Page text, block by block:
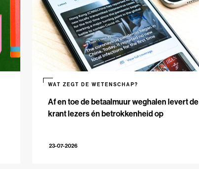
Af en toe de betaalmuur weghalen levert de
krant lezers én betrokkenheid op
WAT ZEGT DE WETENSCHAP?
23-07-2026